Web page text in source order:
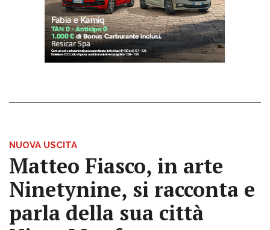
NUOVA USCITA
Matteo Fiasco, in arte
Ninetynine, si racconta e
parla della sua città